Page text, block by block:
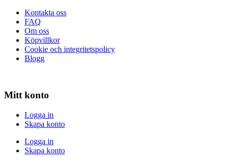
Kontakta oss
FAQ
Om oss
Köpvillkor
Cookie och integritetspolicy
Blogg
Mitt konto
Logga in
Skapa konto
Logga in
Skapa konto